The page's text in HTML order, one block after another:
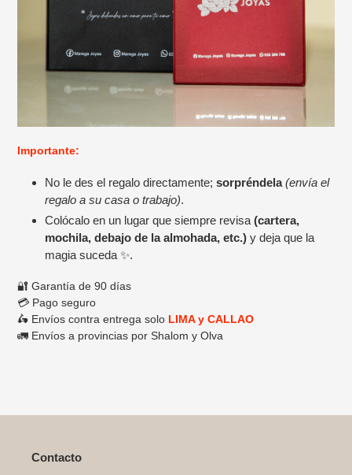
Importante:
No le des el regalo directamente; sorpréndela (envía el
regalo a su casa o trabajo).
Colócalo en un lugar que siempre revisa (cartera,
mochila, debajo de la almohada, etc.) y deja que la
magia suceda ✨.
🔐 Garantía de 90 días
💳 Pago seguro
🛵 Envíos contra entrega solo LIMA y CALLAO
🚛 Envíos a provincias por Shalom y Olva
Contacto